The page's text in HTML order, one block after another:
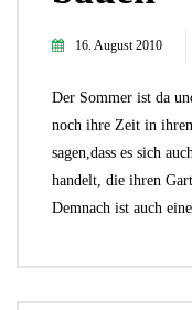
16. August 2010
Der Sommer ist da
noch ihre Zeit in
sagen,dass es sich
handelt, die ihren
Demnach ist auch